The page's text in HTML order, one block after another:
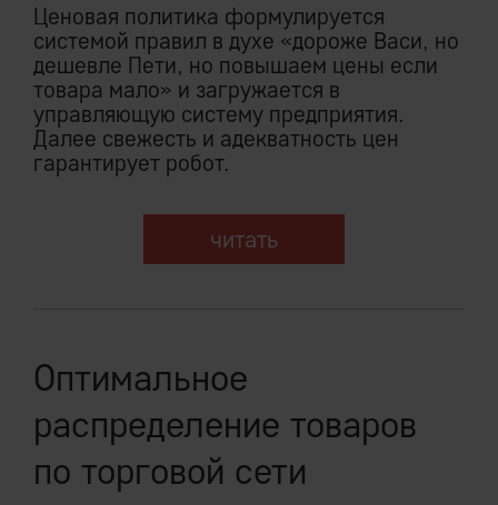
Ценовая политика формулируется
системой правил в духе «дороже Васи, но
дешевле Пети, но повышаем цены если
товара мало» и загружается в
управляющую систему предприятия.
Далее свежесть и адекватность цен
гарантирует робот.
читать
Оптимальное
распределение товаров
по торговой сети